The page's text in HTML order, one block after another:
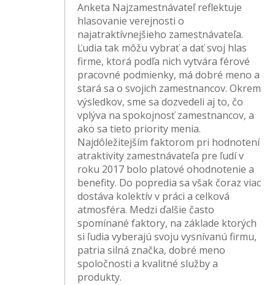
Anketa Najzamestnávateľ reflektuje
hlasovanie verejnosti o
najatraktívnejšieho zamestnávateľa.
Ľudia tak môžu vybrať a dať svoj hlas
firme, ktorá podľa nich vytvára férové
pracovné podmienky, má dobré meno a
stará sa o svojich zamestnancov. Okrem
výsledkov, sme sa dozvedeli aj to, čo
vplýva na spokojnosť zamestnancov, a
ako sa tieto priority menia.
Najdôležitejším faktorom pri hodnotení
atraktivity zamestnávateľa pre ľudí v
roku 2017 bolo platové ohodnotenie a
benefity. Do popredia sa však čoraz viac
dostáva kolektív v práci a celková
atmosféra. Medzi ďalšie často
spomínané faktory, na základe ktorých
si ľudia vyberajú svoju vysnívanú firmu,
patria silná značka, dobré meno
spoločnosti a kvalitné služby a
produkty.